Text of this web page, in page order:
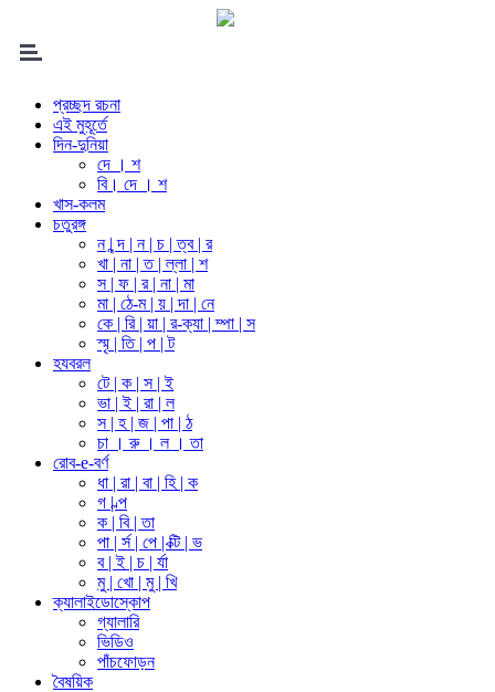
প্রচ্ছদ রচনা
এই মুহূর্তে
দিন-দুনিয়া
দে । শ
বি। দে । শ
খাস-কলম
চতুরঙ্গ
ন | ন্দ | ন | চ | ত্ব | র
খা | না | ত | ল্লা | শ
স | ফ | র | না | মা
মা | ঠে-ম | য় | দা | নে
কে | রি | য়া | র-ক্যা | ম্পা | স
স্মৃ | তি | প | ট
হযবরল
টে | ক | স | ই
ভা | ই | রা | ল
স | হ | জ | পা | ঠ
চা । রু । ল । তা
রোব-e-বর্ণ
ধা | রা | বা | হি | ক
গ | ল্প
ক | বি | তা
পা | র্স | পে | ক্টি | ভ
ব | ই | চ | র্যা
মু | খো | মু | খি
ক্যালাইডোস্কোপ
গ্যালারি
ভিডিও
পাঁচফোড়ন
বৈষয়িক